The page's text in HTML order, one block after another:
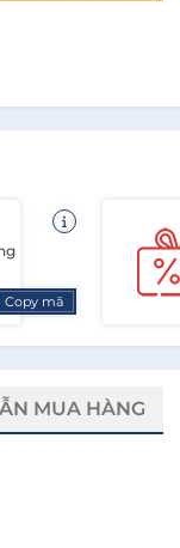
Copy mã
MUA HÀNG